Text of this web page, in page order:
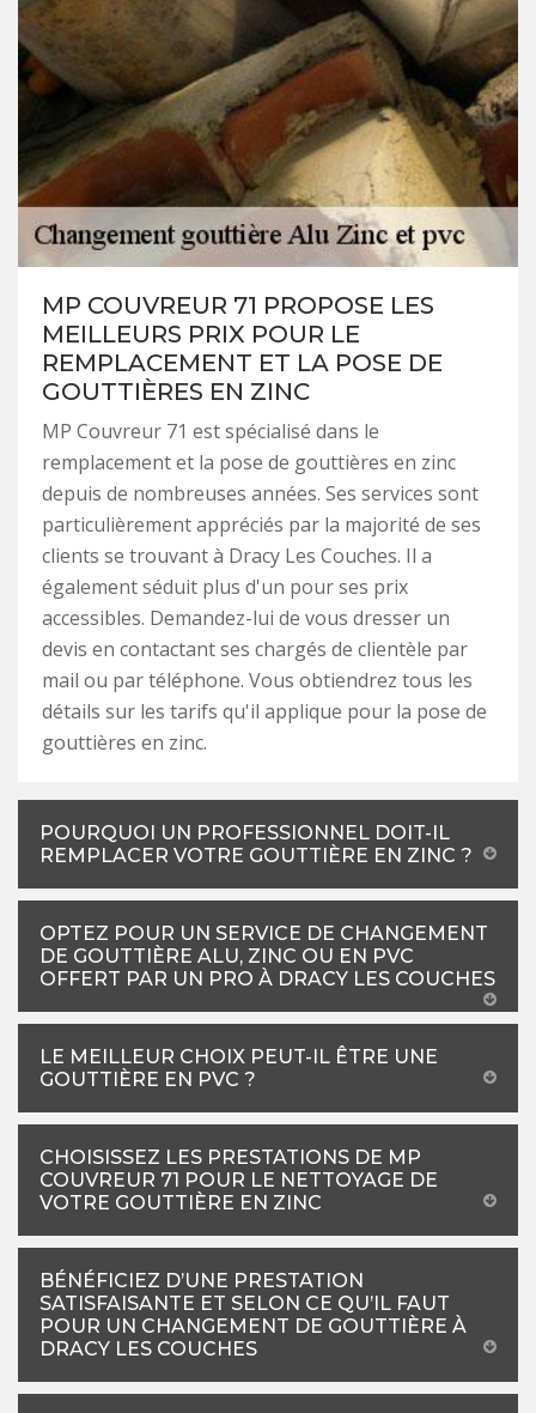
MP COUVREUR 71 PROPOSE LES
MEILLEURS PRIX POUR LE
REMPLACEMENT ET LA POSE DE
GOUTTIÈRES EN ZINC
MP Couvreur 71 est spécialisé dans le
remplacement et la pose de gouttières en zinc
depuis de nombreuses années. Ses services sont
particulièrement appréciés par la majorité de ses
clients se trouvant à Dracy Les Couches. Il a
également séduit plus d'un pour ses prix
accessibles. Demandez-lui de vous dresser un
devis en contactant ses chargés de clientèle par
mail ou par téléphone. Vous obtiendrez tous les
détails sur les tarifs qu'il applique pour la pose de
gouttières en zinc.
POURQUOI UN PROFESSIONNEL DOIT-IL
REMPLACER VOTRE GOUTTIÈRE EN ZINC ?
OPTEZ POUR UN SERVICE DE CHANGEMENT
DE GOUTTIÈRE ALU, ZINC OU EN PVC
OFFERT PAR UN PRO À DRACY LES COUCHES
LE MEILLEUR CHOIX PEUT-IL ÊTRE UNE
GOUTTIÈRE EN PVC ?
CHOISISSEZ LES PRESTATIONS DE MP
COUVREUR 71 POUR LE NETTOYAGE DE
VOTRE GOUTTIÈRE EN ZINC
BÉNÉFICIEZ D’UNE PRESTATION
SATISFAISANTE ET SELON CE QU’IL FAUT
POUR UN CHANGEMENT DE GOUTTIÈRE À
DRACY LES COUCHES